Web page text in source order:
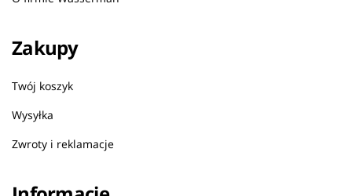
Zakupy
Twój koszyk
Wysyłka
Zwroty i reklamacje